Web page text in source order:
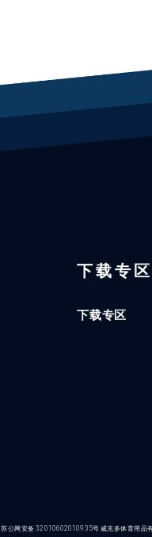
下载专区
下载专区
苏公网安备 32010602010935号 威克多体育用品